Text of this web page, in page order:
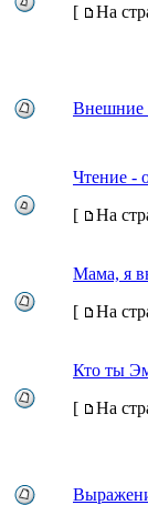
[
На
Внешние
Чтение -
[
На
Мама, я
[
На
Кто ты
[
На